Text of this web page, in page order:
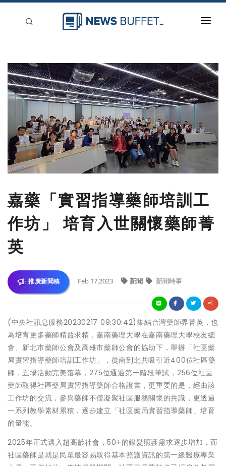
新聞稿分類
登入
嘉藥「實習指導藥師培訓工
作坊」 培育入世關懷藥師菁
英
推廣新聞稿 Feb 17,2023 新聞 新聞時事
(中央社訊息服務20230217 09:30:42)集結台灣藥師界菁英，也
為培育更多藥師精益求精，嘉南藥理大學在嘉南藥理大學校友總
會、新北市藥師公會及高雄市藥師公會的協助下，舉辦「社區藥
局實習指導藥師培訓工作坊」，從南到北共吸引近400位社區藥
師，五場活動完美落幕，275位通過第一階段筆試，256位社區
藥師取得社區藥局實習指導藥師合格證書，更重要的是，經由該
工作坊的交流，參與藥師不僅凝聚社區服務關懷的共識，更透過
一系列教學素材累積，逐步建立「社區藥局實習指導藥師」培育
的量能。
2025年正式邁入超高齡社會，50+的銀髮照護需求逐步增加，而
社區藥師是就是民眾最容易取得基本照護資訊的第一線醫療專業